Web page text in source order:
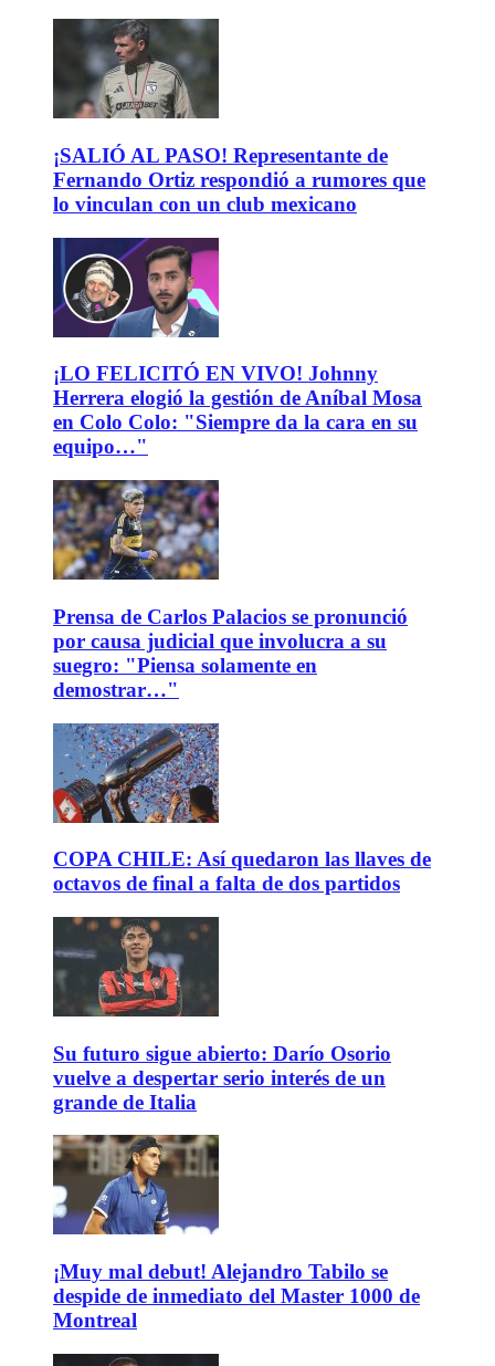
¡SALIÓ AL PASO! Representante de
Fernando Ortiz respondió a rumores que
lo vinculan con un club mexicano
¡LO FELICITÓ EN VIVO! Johnny
Herrera elogió la gestión de Aníbal Mosa
en Colo Colo: "Siempre da la cara en su
equipo…"
Prensa de Carlos Palacios se pronunció
por causa judicial que involucra a su
suegro: "Piensa solamente en
demostrar…"
COPA CHILE: Así quedaron las llaves de
octavos de final a falta de dos partidos
Su futuro sigue abierto: Darío Osorio
vuelve a despertar serio interés de un
grande de Italia
¡Muy mal debut! Alejandro Tabilo se
despide de inmediato del Master 1000 de
Montreal